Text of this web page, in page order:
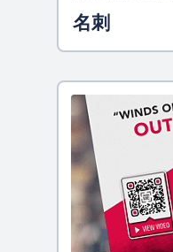
名刺